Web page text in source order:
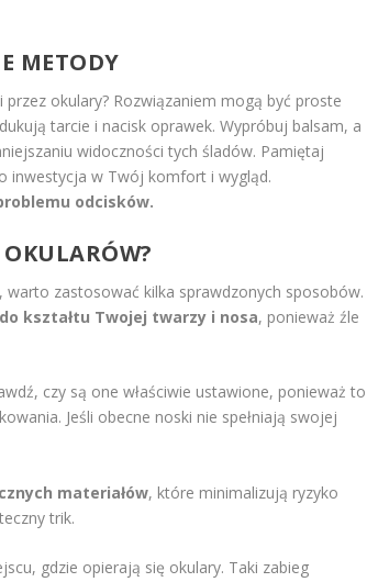
METODY
okulary? Rozwiązaniem mogą być proste
tarcie i nacisk oprawek. Wypróbuj balsam, a
widoczności tych śladów. Pamiętaj
inwestycja w Twój komfort i wygląd.
odcisków.
zastosować kilka sprawdzonych sposobów.
kształtu Twojej twarzy i nosa, ponieważ źle
czy są one właściwie ustawione, ponieważ to
Jeśli obecne noski nie spełniają swojej
materiałów, które minimalizują ryzyko
trik.
gdzie opierają się okulary. Taki zabieg